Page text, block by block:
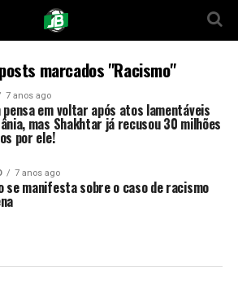
marcados "Racismo"
7 anos ago
pensa em voltar após atos lamentáveis
mas Shakhtar já recusou 30 milhões
por ele!
7 anos ago
se manifesta sobre o caso de racismo